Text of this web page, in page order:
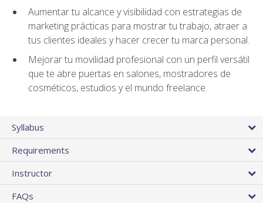
Aumentar tu alcance y visibilidad con estrategias de
marketing prácticas para mostrar tu trabajo, atraer a
tus clientes ideales y hacer crecer tu marca personal.
Mejorar tu movilidad profesional con un perfil versátil
que te abre puertas en salones, mostradores de
cosméticos, estudios y el mundo freelance.
Syllabus
Requirements
Instructor
FAQs